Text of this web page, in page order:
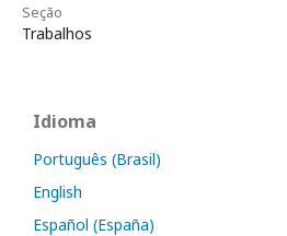
Seção
Trabalhos
Idioma
Português (Brasil)
English
Español (España)